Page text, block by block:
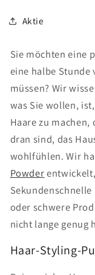
Aktie
Sie möchten eine
eine halbe Stunde
müssen? Wir
was Sie wollen,
Haare zu
dran sind, das
wohlfühlen. Wir
Powder
oder schwere
nicht lange genug
Haar-Styling-